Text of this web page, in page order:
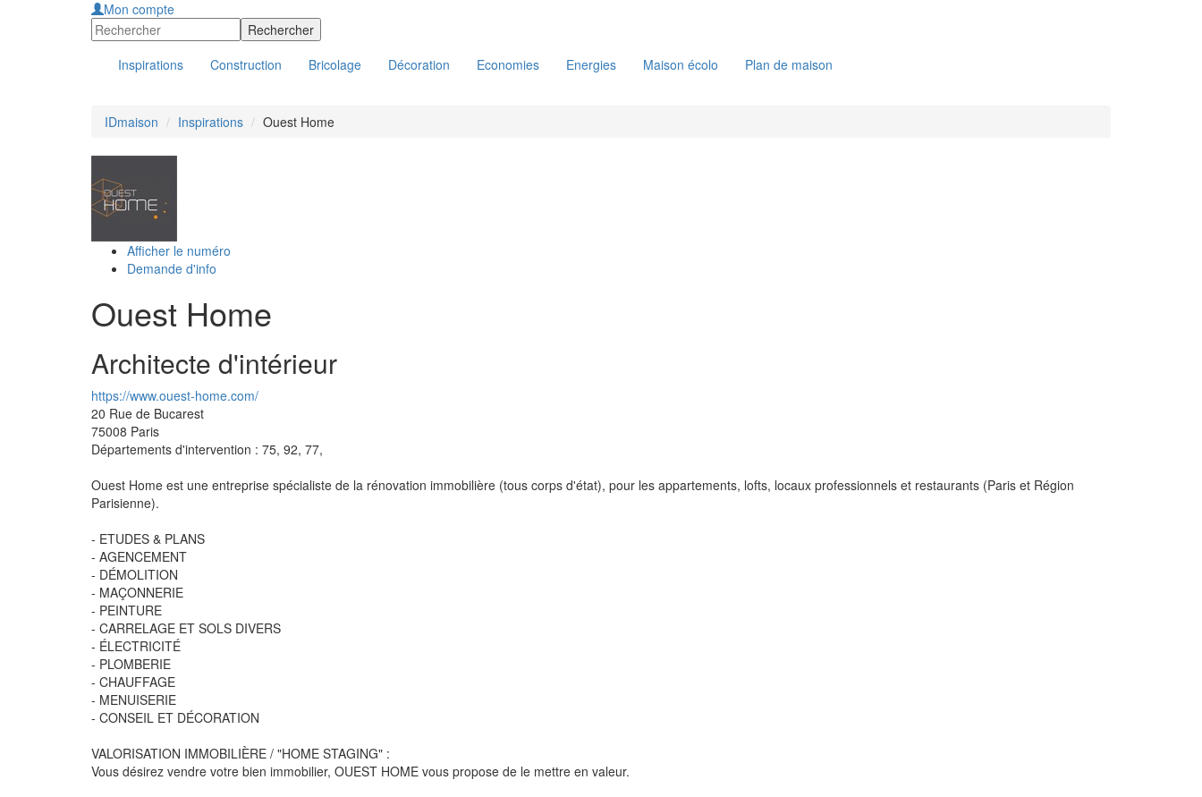
Mon compte
Inspirations Construction Bricolage Décoration Economies Energies Maison écolo Plan de maison
IDmaison Inspirations Ouest Home
Afficher le numéro
Demande d'info
Ouest Home
Architecte d'intérieur
https://www.ouest-home.com/
20 Rue de Bucarest
75008 Paris
Départements d'intervention : 75, 92, 77,
Ouest Home est une entreprise spécialiste de la rénovation immobilière (tous corps d'état), pour les appartements, lofts, locaux professionnels et restaurants (Paris et Région
Parisienne).
- ETUDES & PLANS
- AGENCEMENT
- DÉMOLITION
- MAÇONNERIE
- PEINTURE
- CARRELAGE ET SOLS DIVERS
- ÉLECTRICITÉ
- PLOMBERIE
- CHAUFFAGE
- MENUISERIE
- CONSEIL ET DÉCORATION
VALORISATION IMMOBILIÈRE / "HOME STAGING" :
Vous désirez vendre votre bien immobilier, OUEST HOME vous propose de le mettre en valeur.